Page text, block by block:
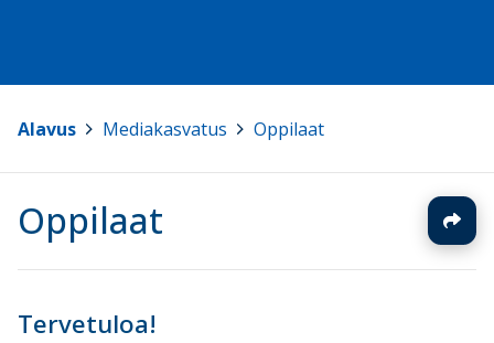
Alavus Mediakasvatus Oppilaat
Oppilaat
Tervetuloa!